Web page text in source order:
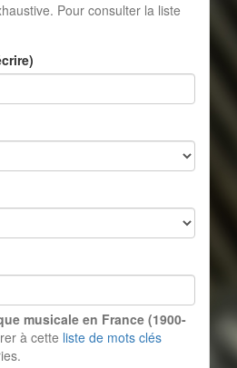
Pour consulter la liste
musicale en France (1900-
à cette liste de mots clés